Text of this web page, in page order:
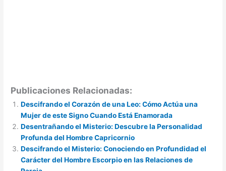
Publicaciones Relacionadas:
Descifrando el Corazón de una Leo: Cómo Actúa una
Mujer de este Signo Cuando Está Enamorada
Desentrañando el Misterio: Descubre la Personalidad
Profunda del Hombre Capricornio
Descifrando el Misterio: Conociendo en Profundidad el
Carácter del Hombre Escorpio en las Relaciones de